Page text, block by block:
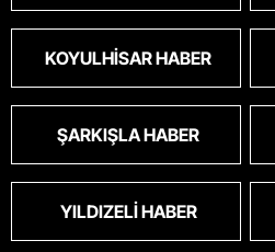
KOYULHISAR HABER
ŞARKIŞLA HABER
YILDIZELI HABER